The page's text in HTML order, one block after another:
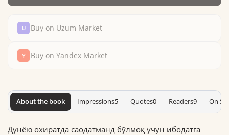
Buy on Uzum Market
Buy on Yandex Market
About the book Impressions5 Quotes0 Readers9 On
Дунёю охиратда саодатманд бўлмоқ учун ибодатга